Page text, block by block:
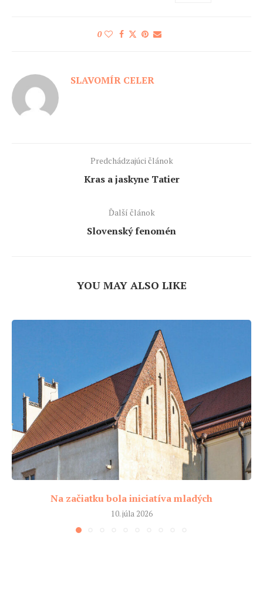
0
SLAVOMÍR CELER
Predchádzajúci článok
Kras a jaskyne Tatier
Ďalší článok
Slovenský fenomén
YOU MAY ALSO LIKE
Na začiatku bola iniciatíva mladých
10. júla 2026